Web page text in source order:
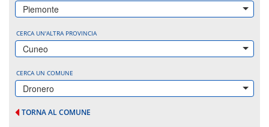
Piemonte
CERCA UN'ALTRA PROVINCIA
Cuneo
CERCA UN COMUNE
Dronero
TORNA AL COMUNE